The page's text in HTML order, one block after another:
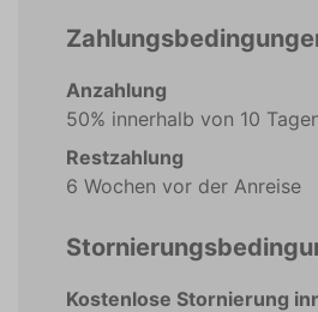
Anzahlung
50% innerhalb von 10
Restzahlung
6 Wochen vor der Anreise
Kostenlose Stornierung